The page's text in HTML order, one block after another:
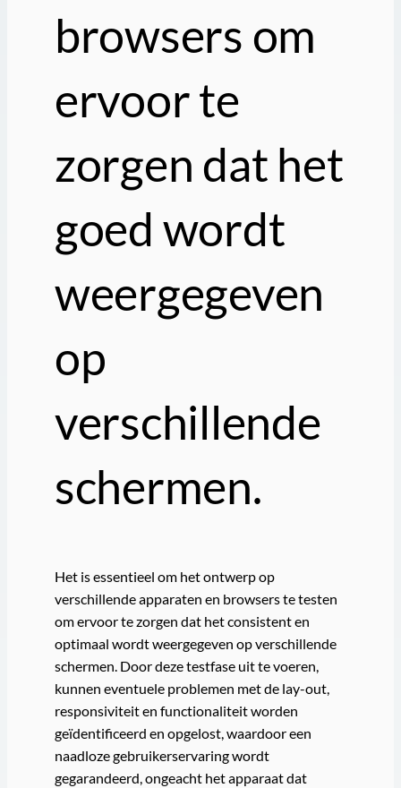
browsers om
ervoor te
zorgen dat het
goed wordt
weergegeven
op
verschillende
schermen.
Het is essentieel om het ontwerp op
verschillende apparaten en browsers te testen
om ervoor te zorgen dat het consistent en
optimaal wordt weergegeven op verschillende
schermen. Door deze testfase uit te voeren,
kunnen eventuele problemen met de lay-out,
responsiviteit en functionaliteit worden
geïdentificeerd en opgelost, waardoor een
naadloze gebruikerservaring wordt
gegarandeerd, ongeacht het apparaat dat